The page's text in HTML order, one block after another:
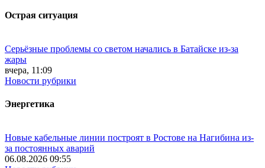
Острая ситуация
Серьёзные проблемы со светом начались в Батайске из-за
жары
вчера, 11:09
Новости рубрики
Энергетика
Новые кабельные линии построят в Ростове на Нагибина из-
за постоянных аварий
06.08.2026 09:55